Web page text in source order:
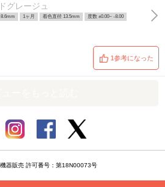
グレージュ
8.6mm 1ヶ月 着色直径 13.5mm 度数 ±0.00~ -8.00
1参考になった
器販売 許可番号：第18N00073号